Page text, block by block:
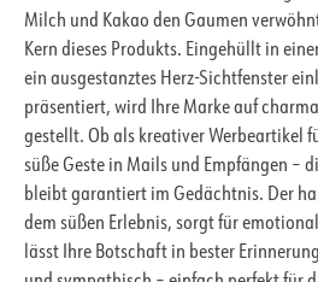
Milch und Kakao den Gaumen
Kern dieses Produkts. Eingehüllt in
ein ausgestanztes Herz-Sichtfenster
präsentiert, wird Ihre Marke auf
gestellt. Ob als kreativer Werbeartikel
süße Geste in Mails und Empfängen –
bleibt garantiert im Gedächtnis. Der
dem süßen Erlebnis, sorgt für
lässt Ihre Botschaft in bester